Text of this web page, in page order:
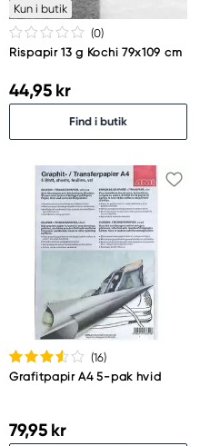
Kun i butik
(0)
Rispapir 13 g Kochi 79x109 cm
44,95 kr
Find i butik
(16)
Grafitpapir A4 5-pak hvid
79,95 kr